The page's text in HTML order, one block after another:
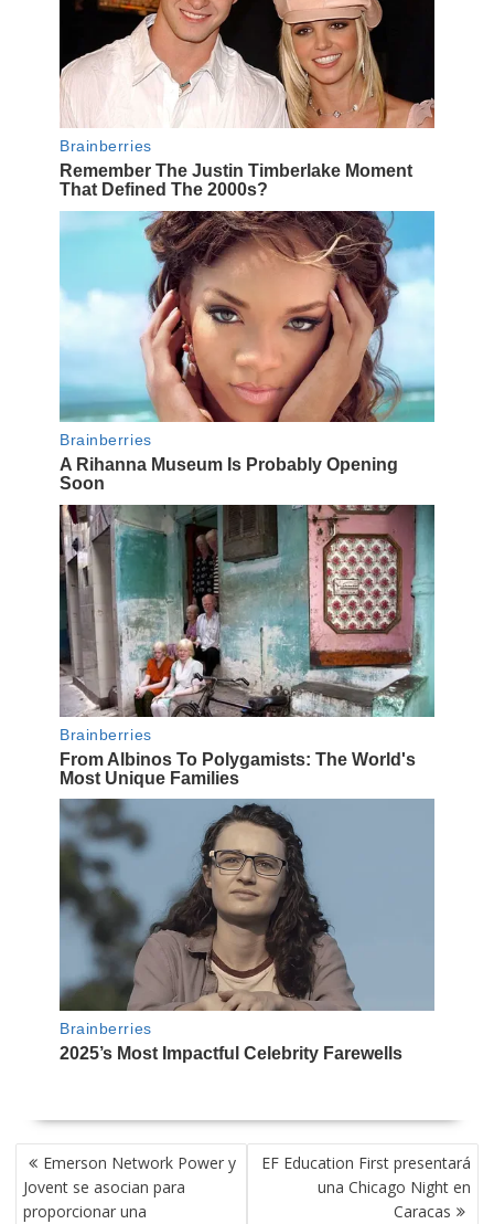
NAVEGACIÓN
DE
ENTRADAS
Emerson Network Power y
Jovent se asocian para
proporcionar una
EF Education First presentará
una Chicago Night en
Caracas